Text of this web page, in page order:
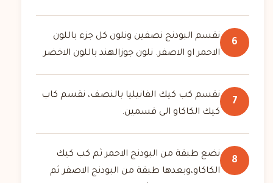
6
نقسم البودنج نصفين ونلون كل جزء باللون
الاحمر او الاصفر. نلون جوزالهند باللون الاخضر
7
نقسم كب كيك الفانيليا بالنصف، نقسم كاب
كيك الكاكاو الى قسمين.
8
نضع طبقة من البودنج الاحمر ثم كب كيك
الكاكاو،وبعدها طبقة من البودنج الاصفر ثم